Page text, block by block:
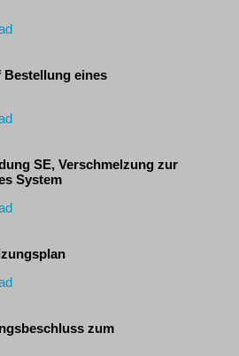
Bestellung eines
SE, Verschmelzung zur
System
zum